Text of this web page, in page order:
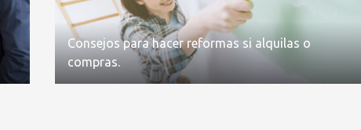
Consejos para hacer reformas si alquilas o
compras.